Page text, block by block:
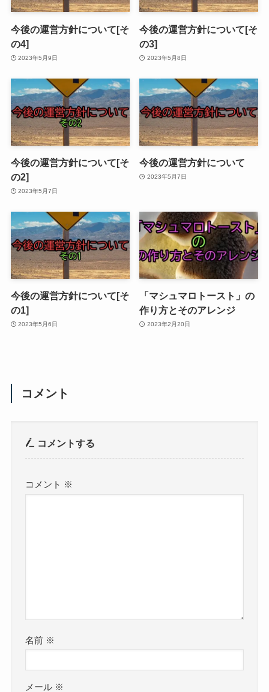
今後の運営方針について[そ
の4]
2023年5月9日
今後の運営方針について[そ
の3]
2023年5月8日
今後の運営方針について[そ
の2]
2023年5月7日
今後の運営方針について
2023年5月7日
今後の運営方針について[そ
の1]
2023年5月6日
「マシュマロトースト」の
作り方とそのアレンジ
2023年2月20日
コメント
コメントする
コメント ※
名前 ※
メール ※